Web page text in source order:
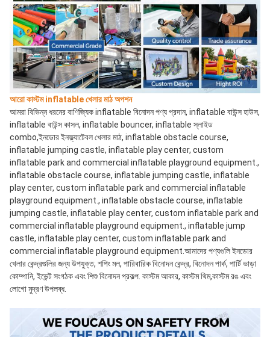
আরো কাস্টম inflatable খেলার মাঠ অপশন
আমরা বিভিন্ন ধরনের বাণিজ্যিক inflatable বিনোদন পণ্য প্রদান, inflatable বাউন্স হাউস,
inflatable বাউন্স কাসল, inflatable bouncer, inflatable স্লাইড
combo,ইনডোর ইনফ্ল্যাটেবল খেলার মাঠ, inflatable obstacle course,
inflatable jumping castle, inflatable play center, custom
inflatable park and commercial inflatable playground equipment.,
inflatable obstacle course, inflatable jumping castle, inflatable
play center, custom inflatable park and commercial inflatable
playground equipment., inflatable obstacle course, inflatable
jumping castle, inflatable play center, custom inflatable park and
commercial inflatable playground equipment., inflatable jump
castle, inflatable play center, custom inflatable park and
commercial inflatable playground equipment.আমাদের পণ্যগুলি ইনডোর
খেলার কেন্দ্রগুলির জন্য উপযুক্ত, শপিং মল, পারিবারিক বিনোদন কেন্দ্র, বিনোদন পার্ক, পার্টি ভাড়া
কোম্পানি, ইভেন্ট সংগঠক এবং শিশু বিনোদন প্রকল্প. কাস্টম আকার, কাস্টম থিম,কাস্টম রঙ এবং
লোগো মুদ্রণ উপলব্ধ.